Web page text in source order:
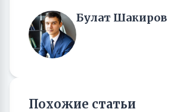
Булат Шакиров
Похожие статьи